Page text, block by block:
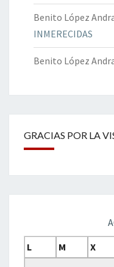
Benito López
INMERECIDAS
Benito López
GRACIAS POR LA
L
M X